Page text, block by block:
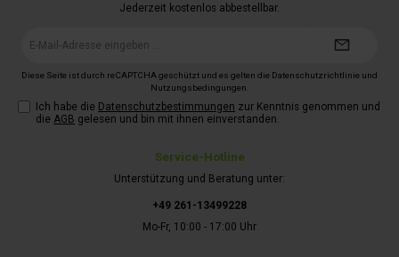
Service-Hotline
Unterstützung und Beratung unter:
+49 261-13499228
Mo-Fr, 10:00 - 17:00 Uhr
Jederzeit kostenlos abbestellbar.
Diese Seite ist durch reCAPTCHA geschützt und es gelten die Datenschutzrichtlinie und
Nutzungsbedingungen.
Ich habe die Datenschutzbestimmungen zur Kenntnis genommen und
die AGB gelesen und bin mit ihnen einverstanden.